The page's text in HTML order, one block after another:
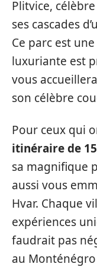
Plitvice,
ses cascades
Ce parc est
luxuriante est
vous
son célèbre
Pour ceux qui
itinéraire de
sa magnifique
aussi vous
Hvar. Chaque
expériences
faudrait pas
au